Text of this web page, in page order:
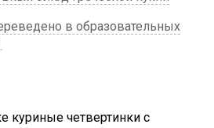
в образовательных
куриные четвертинки с